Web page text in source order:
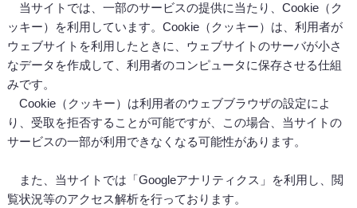
当サイトでは、一部のサービスの提供に当たり、Cookie（ク
ッキー）を利用しています。Cookie（クッキー）は、利用者が
ウェブサイトを利用したときに、ウェブサイトのサーバが小さ
なデータを作成して、利用者のコンピュータに保存させる仕組
みです。
Cookie（クッキー）は利用者のウェブブラウザの設定によ
り、受取を拒否することが可能ですが、この場合、当サイトの
サービスの一部が利用できなくなる可能性があります。
また、当サイトでは「Googleアナリティクス」を利用し、閲
覧状況等のアクセス解析を行っております。